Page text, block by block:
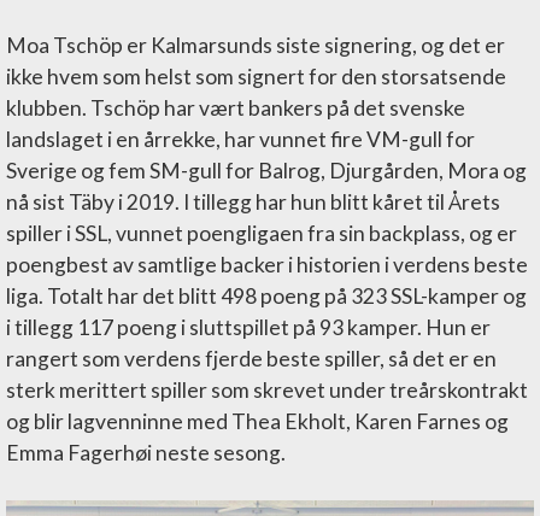
Moa Tschöp er Kalmarsunds siste signering, og det er
ikke hvem som helst som signert for den storsatsende
klubben. Tschöp har vært bankers på det svenske
landslaget i en årrekke, har vunnet fire VM-gull for
Sverige og fem SM-gull for Balrog, Djurgården, Mora og
nå sist Täby i 2019. I tillegg har hun blitt kåret til Årets
spiller i SSL, vunnet poengligaen fra sin backplass, og er
poengbest av samtlige backer i historien i verdens beste
liga. Totalt har det blitt 498 poeng på 323 SSL-kamper og
i tillegg 117 poeng i sluttspillet på 93 kamper. Hun er
rangert som verdens fjerde beste spiller, så det er en
sterk merittert spiller som skrevet under treårskontrakt
og blir lagvenninne med Thea Ekholt, Karen Farnes og
Emma Fagerhøi neste sesong.